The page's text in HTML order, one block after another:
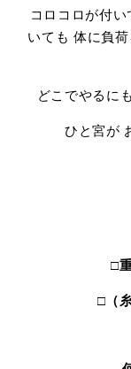
コロコロが付
いても 体に負
どこでやるに
ひと宮が
□
□（